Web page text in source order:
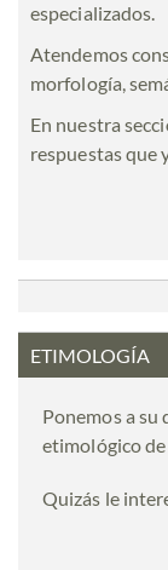
especializados.
Atendemos
morfología,
En nuestra
respuestas que
ETIMOLOGÍA
Ponemos a
etimológico
Quizás le